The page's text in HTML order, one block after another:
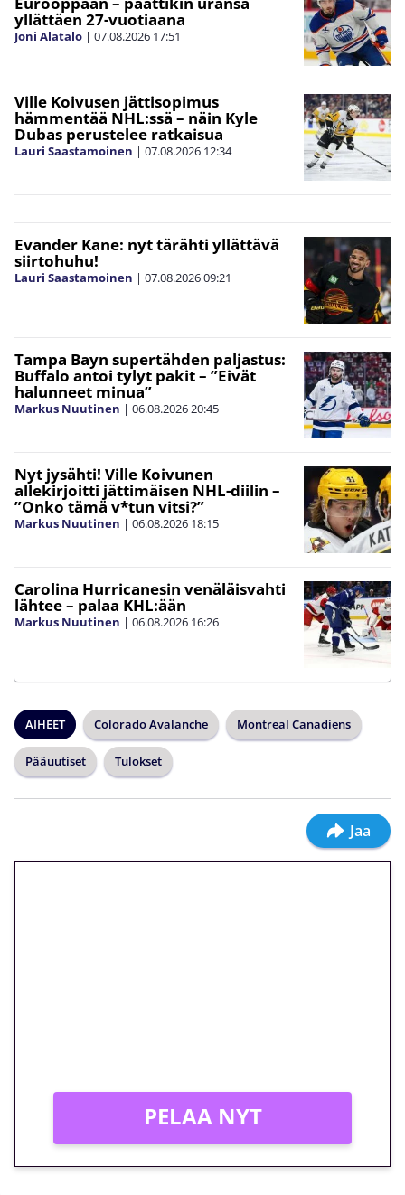
yllättäen 27-vuotiaana
Joni Alatalo | 07.08.2026 17:51
Ville Koivusen jättisopimus
hämmentää NHL:ssä – näin Kyle
Dubas perustelee ratkaisua
Lauri Saastamoinen | 07.08.2026 12:34
Evander Kane: nyt tärähti yllättävä
siirtohuhu!
Lauri Saastamoinen | 07.08.202609:21
Tampa Bayn supertähden paljastus:
Buffalo antoi tylyt pakit – ”Eivät
halunneet minua”
Markus Nuutinen | 06.08.202620:45
Nyt jysähti! Ville Koivunen
allekirjoitti jättimäisen NHL-diilin –
”Onko tämä v*tun vitsi?”
Markus Nuutinen | 06.08.2026 18:15
Carolina Hurricanesin venäläisvahti
lähtee – palaa KHL:ään
Markus Nuutinen | 06.08.2026 16:26
AIHEET Colorado Avalanche Montreal Canadiens
Pääuutiset Tulokset
Jaa
PELAA NYT